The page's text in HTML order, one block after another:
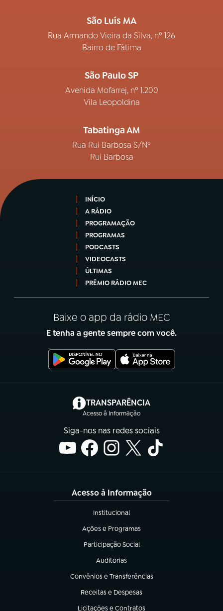
São Luís MA
Rua Armando Vieira da Silva, nº 126
Bairro de Fátima
São Paulo SP
Avenida Mofarrej, nº 1.200
Vila Leopoldina
Tabatinga AM
Rua Rui Barbosa S/Nº
Rui Barbosa
INÍCIO
A RÁDIO
PROGRAMAÇÃO
PROGRAMAS
PODCASTS
VIDEOCASTS
ÚLTIMAS
PRÊMIO RÁDIO MEC
Baixe o app da rádio MEC
E tenha a gente sempre com você.
TRANSPARÊNCIA
Acesso à Informação
(abre em nova aba)
Siga-nos nas redes sociais
Acesso à Informação
Institucional
(abre em nova aba)
Ações e Programas
(abre em nova aba)
Participação Social
(abre em nova aba)
Auditorias
(abre em nova aba)
Convênios e Transferências
(abre em nova aba)
Receitas e Despesas
(abre em nova aba)
Licitações e Contratos